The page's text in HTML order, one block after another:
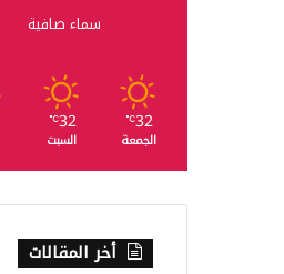
سماء صافية
32
℃
الجمعة
32
℃
السبت
أخر المقالات